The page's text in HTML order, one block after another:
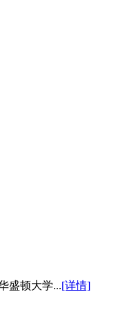
盛顿大学...[详情]